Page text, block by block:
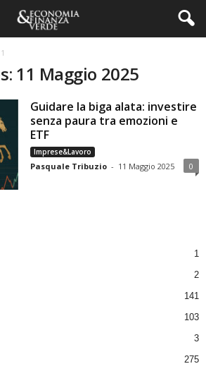
11 Maggio 2025
Guidare la biga alata: investire
senza paura tra emozioni e
ETF
Imprese&Lavoro
Pasquale Tribuzio - 11 Maggio 2025 0
1
2
141
103
3
275